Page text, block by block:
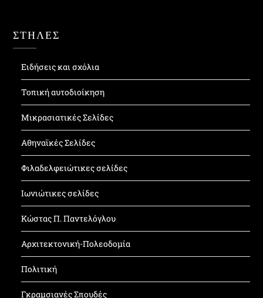
ΣΤΗΛΕΣ
Ειδήσεις και σχόλια
Τοπική αυτοδιοίκηση
Μικρασιατικές Σελίδες
Αθηναϊκές Σελίδες
Φιλαδελφειώτικες σελίδες
Ιωνιώτικες σελίδες
Κώστας Π. Παντελόγλου
Αρχιτεκτονική-Πολεοδομία
Πολιτική
Γκραμσιανές Σπουδές